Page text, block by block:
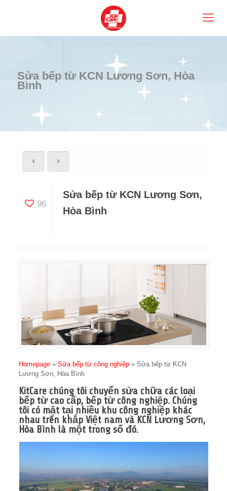
Sửa bếp từ KCN Lương Sơn, Hòa
Bình
96
Sửa bếp từ KCN Lương Sơn,
Hòa Bình
Homepage »Sửa bếp từ công nghiệp »Sửa bếp từ KCN
Lương Sơn, Hòa Bình
KitCare chúng tôi chuyển sửa chữa các loại
bếp từ cao cấp, bếp từ công nghiệp. Chúng
tôi có mặt tại nhiều khu công nghiệp khác
nhau trên khắp Việt nam và KCN Lương Sơn,
Hòa Bình là một trong số đó.